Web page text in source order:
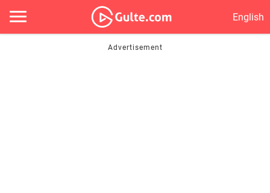
English